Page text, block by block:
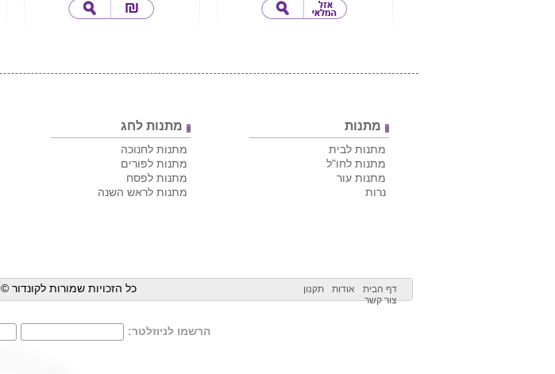
מתנות
מתנות לבית
מתנות לחו"ל
מתנות עור
נרות
מתנות לחג
מתנות לחנוכה
מתנות לפורים
מתנות לפסח
מתנות לראש השנה
דף הבית אודות
תקנון
צור קשר
כל הזכויות שמורות לקונדור ©
הרשמו לניוזלטר: